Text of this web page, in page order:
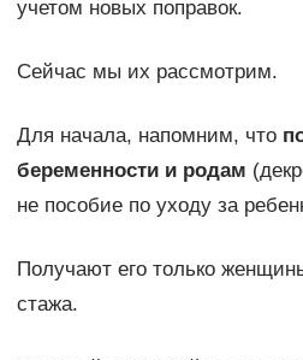
учетом новых поправок.
Сейчас мы их рассмотрим.
Для начала, напомним, что
беременности и родам
не пособие по уходу за
Получают его только
стажа.